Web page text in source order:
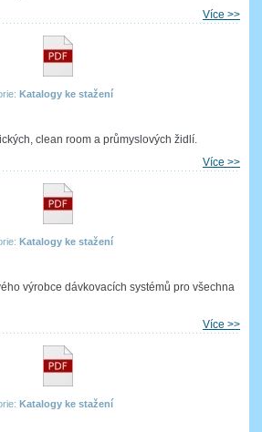
Více >>
Katalogy ke stažení
clean room a průmyslových židlí.
Více >>
Katalogy ke stažení
výrobce dávkovacích systémů pro všechna
Více >>
Katalogy ke stažení